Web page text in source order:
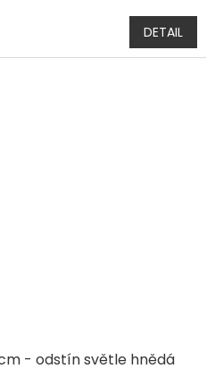
DETAIL
- odstín světle hnědá